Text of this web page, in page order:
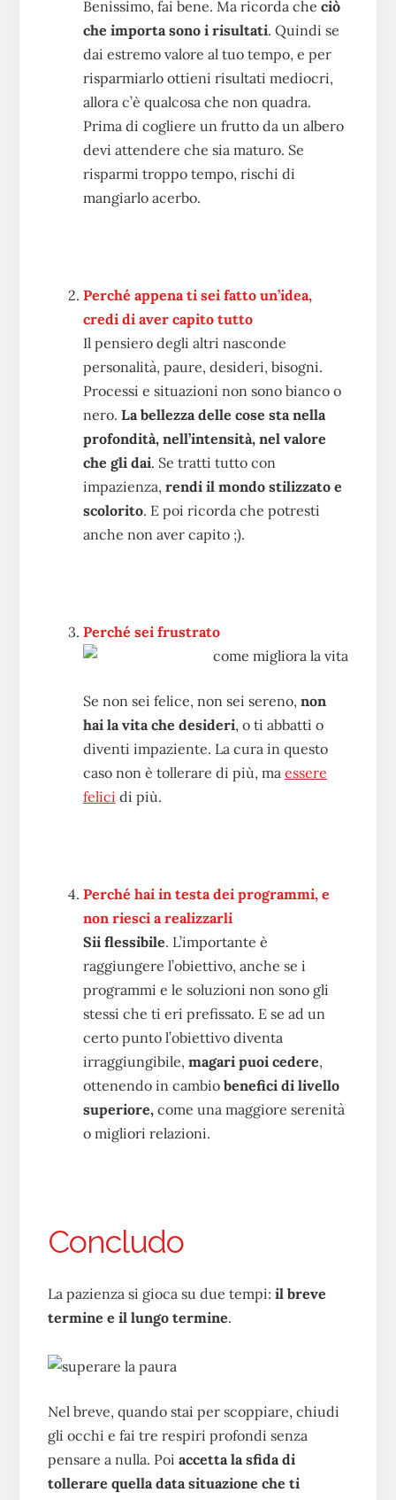
Benissimo, fai bene. Ma ricorda che ciò
che importa sono i risultati. Quindi se
dai estremo valore al tuo tempo, e per
risparmiarlo ottieni risultati mediocri,
allora c’è qualcosa che non quadra.
Prima di cogliere un frutto da un albero
devi attendere che sia maturo. Se
risparmi troppo tempo, rischi di
mangiarlo acerbo.
Perché appena ti sei fatto un’idea,
credi di aver capito tutto
Il pensiero degli altri nasconde
personalità, paure, desideri, bisogni.
Processi e situazioni non sono bianco o
nero. La bellezza delle cose sta nella
profondità, nell’intensità, nel valore
che gli dai. Se tratti tutto con
impazienza, rendi il mondo stilizzato e
scolorito. E poi ricorda che potresti
anche non aver capito ;).
Perché sei frustrato
Se non sei felice, non sei sereno, non
hai la vita che desideri, o ti abbatti o
diventi impaziente. La cura in questo
caso non è tollerare di più, ma essere
felici di più.
Perché hai in testa dei programmi, e
non riesci a realizzarli
Sii flessibile. L’importante è
raggiungere l’obiettivo, anche se i
programmi e le soluzioni non sono gli
stessi che ti eri prefissato. E se ad un
certo punto l’obiettivo diventa
irraggiungibile, magari puoi cedere,
ottenendo in cambiobenefici di livello
superiore,come una maggiore serenità
o migliori relazioni.
Concludo
La pazienza si gioca su due tempi: il breve
termine e il lungo termine.
Nel breve, quando stai per scoppiare, chiudi
gli occhi e fai tre respiri profondi senza
pensare a nulla. Poi accetta la sfida di
tollerare quella data situazione che ti